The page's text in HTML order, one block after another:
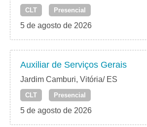
CLT Presencial
5 de agosto de 2026
Auxiliar de Serviços Gerais
Jardim Camburi, Vitória/ ES
CLT Presencial
5 de agosto de 2026